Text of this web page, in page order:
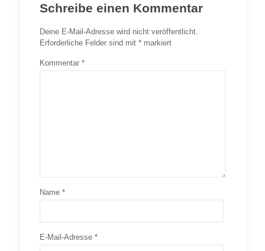
Schreibe einen Kommentar
Deine E-Mail-Adresse wird nicht veröffentlicht.
Erforderliche Felder sind mit *markiert
Kommentar *
Name *
E-Mail-Adresse *